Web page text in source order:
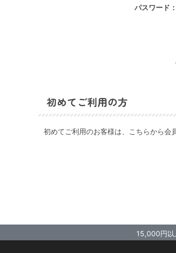
パスワード：
初めてご利用の方
初めてご利用のお客様は、こちらから会
15,000円以